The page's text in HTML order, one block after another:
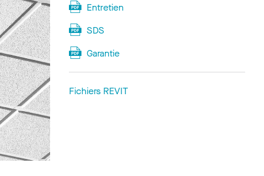
Entretien
SDS
Garantie
Fichiers REVIT